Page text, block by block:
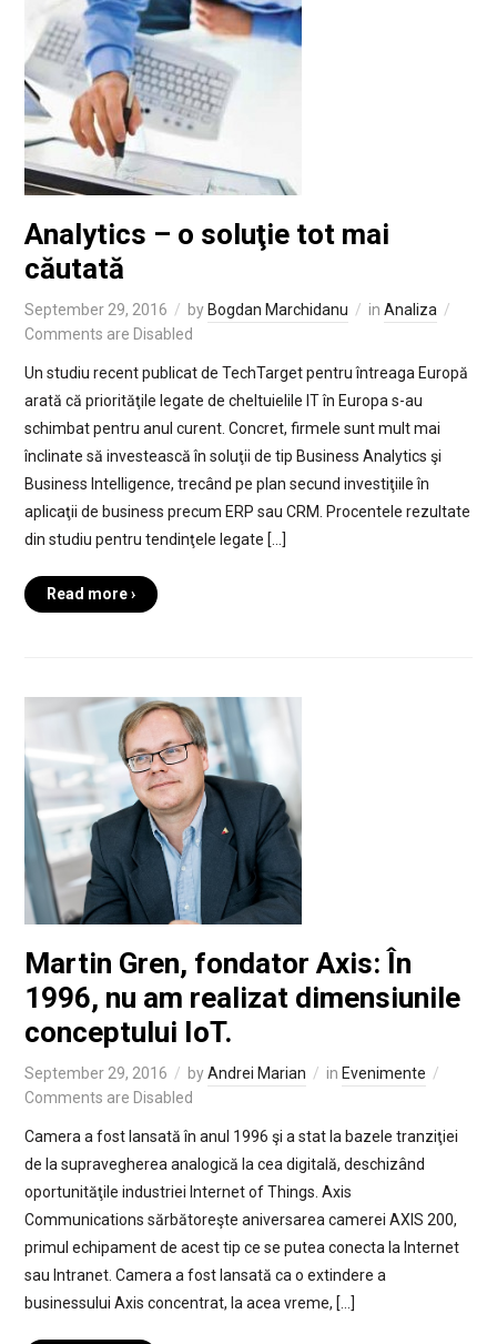
Analytics – o soluţie tot mai
căutată
September 29, 2016 by Bogdan Marchidanu in Analiza
Comments are Disabled
Un studiu recent publicat de TechTarget pentru întreaga Europă
arată că priorităţile legate de cheltuielile IT în Europa s-au
schimbat pentru anul curent. Concret, firmele sunt mult mai
înclinate să investească în soluţii de tip Business Analytics şi
Business Intelligence, trecând pe plan secund investiţiile în
aplicaţii de business precum ERP sau CRM. Procentele rezultate
din studiu pentru tendinţele legate […]
Read more ›
Martin Gren, fondator Axis: În
1996, nu am realizat dimensiunile
conceptului IoT.
September 29, 2016 byAndrei Marian in Evenimente
Comments are Disabled
Camera a fost lansată în anul 1996 şi a stat la bazele tranziţiei
de la supravegherea analogică la cea digitală, deschizând
oportunităţile industriei Internet of Things. Axis
Communications sărbătoreşte aniversarea camerei AXIS 200,
primul echipament de acest tip ce se putea conecta la Internet
sau Intranet. Camera a fost lansată ca o extindere a
businessului Axis concentrat, la acea vreme, […]